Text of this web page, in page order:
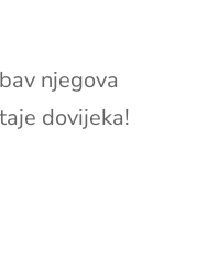
njegova
dovijeka!